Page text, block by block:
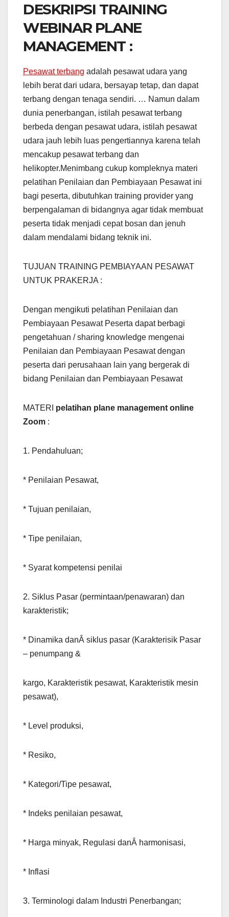
DESKRIPSI TRAINING
WEBINAR PLANE
MANAGEMENT :
Pesawat terbang adalah pesawat udara yang
lebih berat dari udara, bersayap tetap, dan dapat
terbang dengan tenaga sendiri. … Namun dalam
dunia penerbangan, istilah pesawat terbang
berbeda dengan pesawat udara, istilah pesawat
udara jauh lebih luas pengertiannya karena telah
mencakup pesawat terbang dan
helikopter.Menimbang cukup kompleknya materi
pelatihan Penilaian dan Pembiayaan Pesawat ini
bagi peserta, dibutuhkan training provider yang
berpengalaman di bidangnya agar tidak membuat
peserta tidak menjadi cepat bosan dan jenuh
dalam mendalami bidang teknik ini.
TUJUAN TRAINING PEMBIAYAAN PESAWAT
UNTUK PRAKERJA :
Dengan mengikuti pelatihan Penilaian dan
Pembiayaan Pesawat Peserta dapat berbagi
pengetahuan / sharing knowledge mengenai
Penilaian dan Pembiayaan Pesawat dengan
peserta dari perusahaan lain yang bergerak di
bidang Penilaian dan Pembiayaan Pesawat
MATERI pelatihan plane management online
Zoom :
1. Pendahuluan;
* Penilaian Pesawat,
* Tujuan penilaian,
* Tipe penilaian,
* Syarat kompetensi penilai
2. Siklus Pasar (permintaan/penawaran) dan
karakteristik;
* Dinamika danÂ siklus pasar (Karakterisik Pasar
– penumpang &
kargo, Karakteristik pesawat, Karakteristik mesin
pesawat),
* Level produksi,
* Resiko,
* Kategori/Tipe pesawat,
* Indeks penilaian pesawat,
* Harga minyak, Regulasi danÂ harmonisasi,
* Inflasi
3. Terminologi dalam Industri Penerbangan;